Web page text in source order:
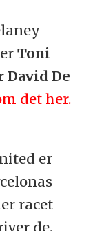
Toni
David De
det her.
er
racet
de.